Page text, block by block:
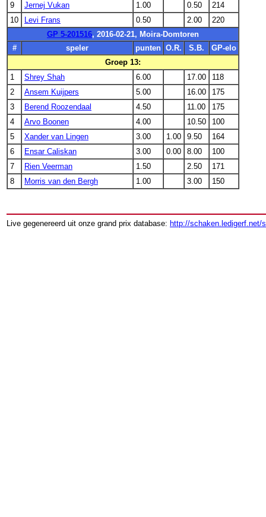
9
Jernej Vukan 1.00 0.50
214
10
Levi Frans 0.50 2.00
220
GP 5-201516, 2016-02-21, Moira-Domtoren
#
speler punten O.R. S.B.
GP-elo
Groep 13:
1
Shrey Shah 6.00 17.00
118
2
Ansem Kuijpers 5.00 16.00
175
3
Berend Roozendaal 4.50 11.00
175
4
Arvo Boonen 4.00 10.50
100
5
Xander van Lingen 3.00 1.00 9.50
164
6
Ensar Caliskan 3.00 0.00 8.00
100
7
Rien Veerman 1.50 2.50
171
8
Morris van den Bergh 1.00 3.00 150
Live gegenereerd uit onze grand prix database: http://schaken.ledigerf.net/